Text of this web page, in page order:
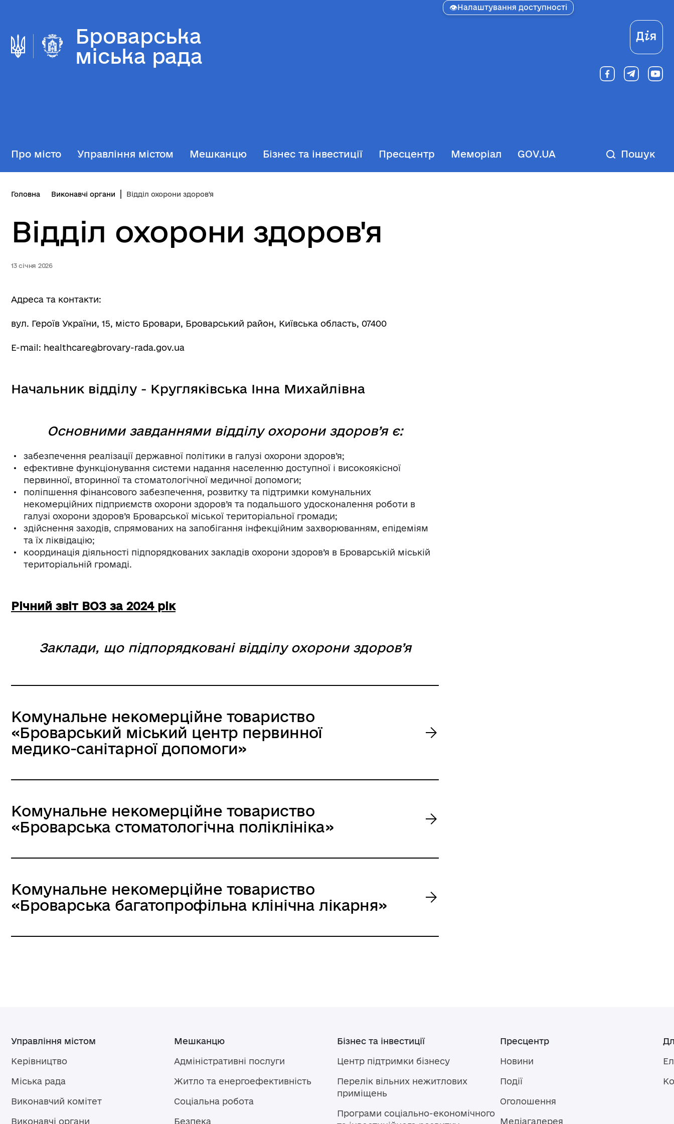
Броварська
міська рада
👁Налаштування доступності
Про місто Управління містом Мешканцю Бізнес та інвестиції Пресцентр Меморіал GOV.UA Пошук
Головна Виконавчі органи Відділ охорони здоров'я
Відділ охорони здоров'я
13 січня 2026
Адреса та контакти:
вул. Героїв України, 15, місто Бровари, Броварський район, Київська область, 07400
E-mail: healthcare@brovary-rada.gov.ua
Начальник відділу - Кругляківська Інна Михайлівна
Основними завданнями відділу охорони здоров’я є:
забезпечення реалізації державної політики в галузі охорони здоров’я;
ефективне функціонування системи надання населенню доступної і високоякісної
первинної, вторинної та стоматологічної медичної допомоги;
поліпшення фінансового забезпечення, розвитку та підтримки комунальних
некомерційних підприємств охорони здоров’я та подальшого удосконалення роботи в
галузі охорони здоров’я Броварської міської територіальної громади;
здійснення заходів, спрямованих на запобігання інфекційним захворюванням, епідеміям
та їх ліквідацію;
координація діяльності підпорядкованих закладів охорони здоров’я в Броварській міській
територіальній громаді.
Річний звіт ВОЗ за 2024 рік
Заклади, що підпорядковані відділу охорони здоров’я
Комунальне некомерційне товариство
«Броварський міський центр первинної
медико-санітарної допомоги»
Комунальне некомерційне товариство
«Броварська стоматологічна поліклініка»
Комунальне некомерційне товариство
«Броварська багатопрофільна клінічна лікарня»
Управління містом
Керівництво
Міська рада
Виконавчий комітет
Виконавчі органи
Мешканцю
Адміністративні послуги
Житло та енергоефективність
Соціальна робота
Безпека
Бізнес та інвестиції
Центр підтримки бізнесу
Перелік вільних нежитлових
приміщень
Програми соціально-економічного
Пресцентр
Новини
Події
Оголошення
Медіагалерея